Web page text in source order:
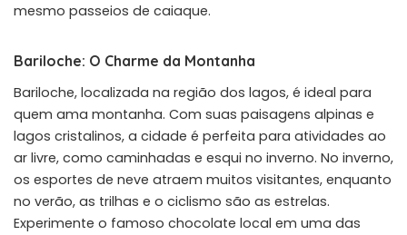
mesmo passeios de caiaque.
Bariloche: O Charme da Montanha
Bariloche, localizada na região dos lagos, é ideal para
quem ama montanha. Com suas paisagens alpinas e
lagos cristalinos, a cidade é perfeita para atividades ao
ar livre, como caminhadas e esqui no inverno. No inverno,
os esportes de neve atraem muitos visitantes, enquanto
no verão, as trilhas e o ciclismo são as estrelas.
Experimente o famoso chocolate local em uma das